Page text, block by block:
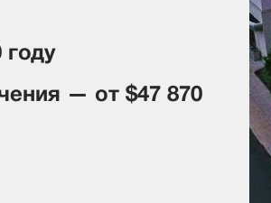
— от $47 870